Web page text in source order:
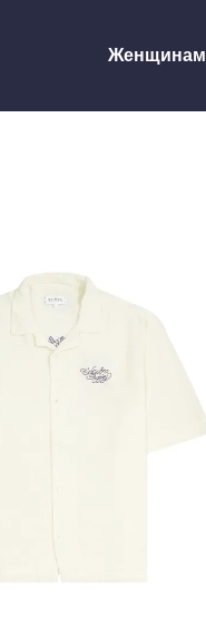
Женщинам